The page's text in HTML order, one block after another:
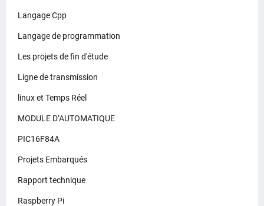
Langage Cpp
Langage de programmation
Les projets de fin d'étude
Ligne de transmission
linux et Temps Réel
MODULE D’AUTOMATIQUE
PIC16F84A
Projets Embarqués
Rapport technique
Raspberry Pi